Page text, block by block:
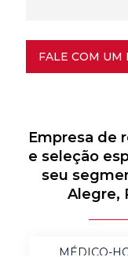
FALE COM UM
Empresa de
e seleção
seu
Alegre,
MÉDICO-